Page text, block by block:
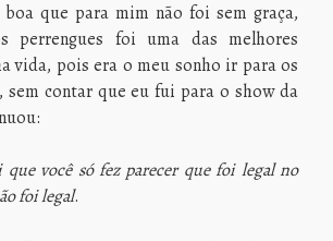
boa que para mim não foi sem graça,
perrengues foi uma das melhores
vida, pois era o meu sonho ir para os
sem contar que eu fui para o show da
que você só fez parecer que foi legal no
foi legal.